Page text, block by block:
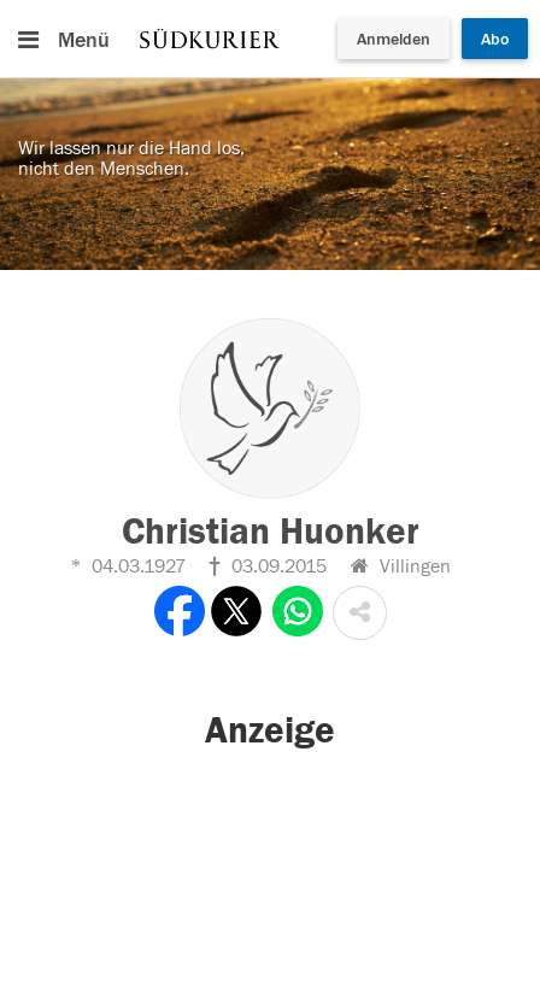
Menü Anmelden Abo
Wir lassen nur die Hand los,
nicht den Menschen.
Christian Huonker
04.03.1927 03.09.2015 Villingen
Anzeige